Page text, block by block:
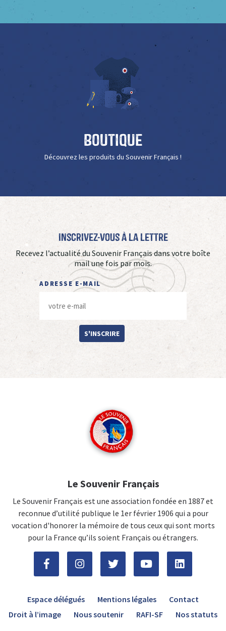
Boutique
Découvrez les produits du Souvenir Français !
Inscrivez-vous à La Lettre
Recevez l’actualité du Souvenir Français dans votre boîte
mail une fois par mois.
ADRESSE E-MAIL
S'INSCRIRE
Le Souvenir Français
Le Souvenir Français est une association fondée en 1887 et
reconnue d’utilité publique le 1er février 1906 qui a pour
vocation d'honorer la mémoire de tous ceux qui sont morts
pour la France qu’ils soient Français ou étrangers.
Espace délégués Mentions légales
Contact
Droit à l’image
Nous soutenir RAFI-SF Nos statuts